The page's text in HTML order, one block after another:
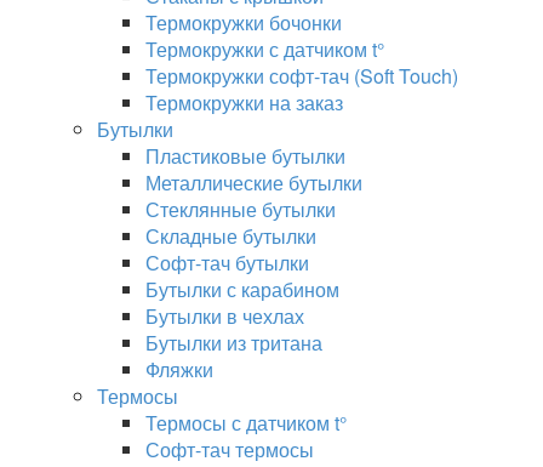
Термокружки бочонки
Термокружки с датчиком t°
Термокружки софт-тач (Soft Touch)
Термокружки на заказ
Бутылки
Пластиковые бутылки
Металлические бутылки
Стеклянные бутылки
Складные бутылки
Софт-тач бутылки
Бутылки с карабином
Бутылки в чехлах
Бутылки из тритана
Фляжки
Термосы
Термосы с датчиком t°
Софт-тач термосы